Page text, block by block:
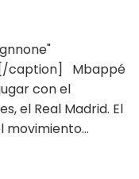
caption] Mbappé
con el
el Real Madrid. El
movimiento…